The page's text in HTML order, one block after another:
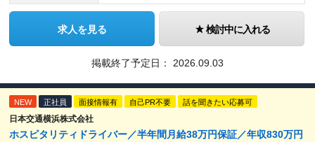
求人を見る 検討中に入れる
掲載終了予定日： 2026.09.03
NEW 正社員 面接情報有 自己PR不要 話を聞きたい応募可
日本交通横浜株式会社
ホスピタリティドライバー／半年間月給38万円保証／年収830万円